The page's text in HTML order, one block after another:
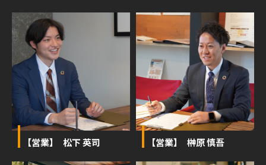
【営業】 松下 英司 【営業】 榊󠄀原 慎吾